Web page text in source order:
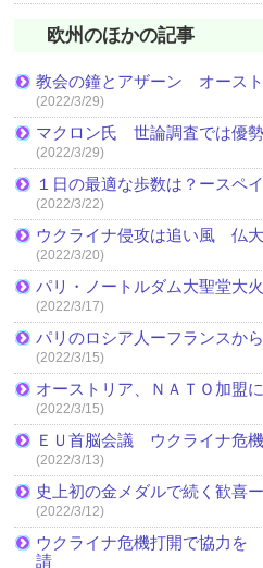
欧州のほかの記事
教会の鐘とアザーン オース
(2022/3/29)
マクロン氏 世論調査では優勢
(2022/3/29)
１日の最適な歩数は？ースペ
(2022/3/22)
ウクライナ侵攻は追い風 仏
(2022/3/20)
パリ・ノートルダム大聖堂大
(2022/3/17)
パリのロシア人ーフランスから
(2022/3/15)
オーストリア、ＮＡＴＯ加盟
(2022/3/15)
ＥＵ首脳会議 ウクライナ危
(2022/3/13)
史上初の金メダルで続く歓喜
(2022/3/12)
ウクライナ危機打開で協力
請